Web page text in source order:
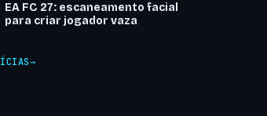
EA FC 27: escaneamento facial
para criar jogador vaza